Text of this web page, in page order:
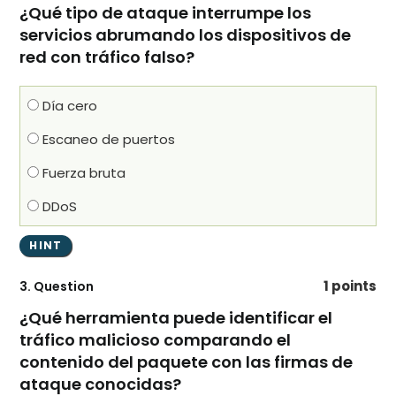
¿Qué tipo de ataque interrumpe los
servicios abrumando los dispositivos de
red con tráfico falso?
Día cero
Escaneo de puertos
Fuerza bruta
DDoS
3. Question 1 points
¿Qué herramienta puede identificar el
tráfico malicioso comparando el
contenido del paquete con las firmas de
ataque conocidas?